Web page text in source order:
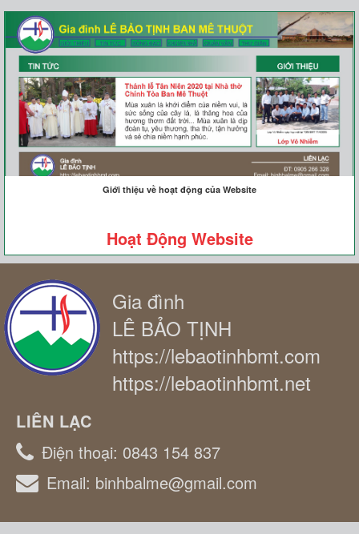
Giới thiệu về hoạt động của Website
Hoạt Động Website
Gia đình
LÊ BẢO TỊNH
https://lebaotinhbmt.com
https://lebaotinhbmt.net
LIÊN LẠC
Điện thoại: 0843 154 837
Email: binhbalme@gmail.com